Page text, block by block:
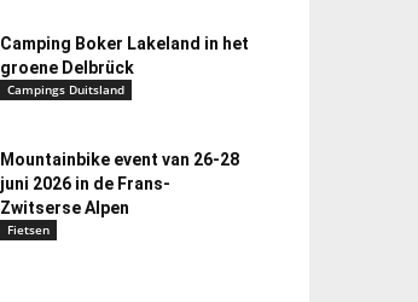
Camping Boker Lakeland in het
groene Delbrück
Campings Duitsland
Mountainbike event van 26-28
juni 2026 in de Frans-
Zwitserse Alpen
Fietsen